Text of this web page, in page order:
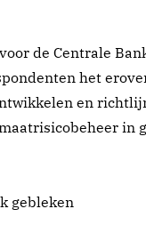
de Centrale
het
en
in
gebleken